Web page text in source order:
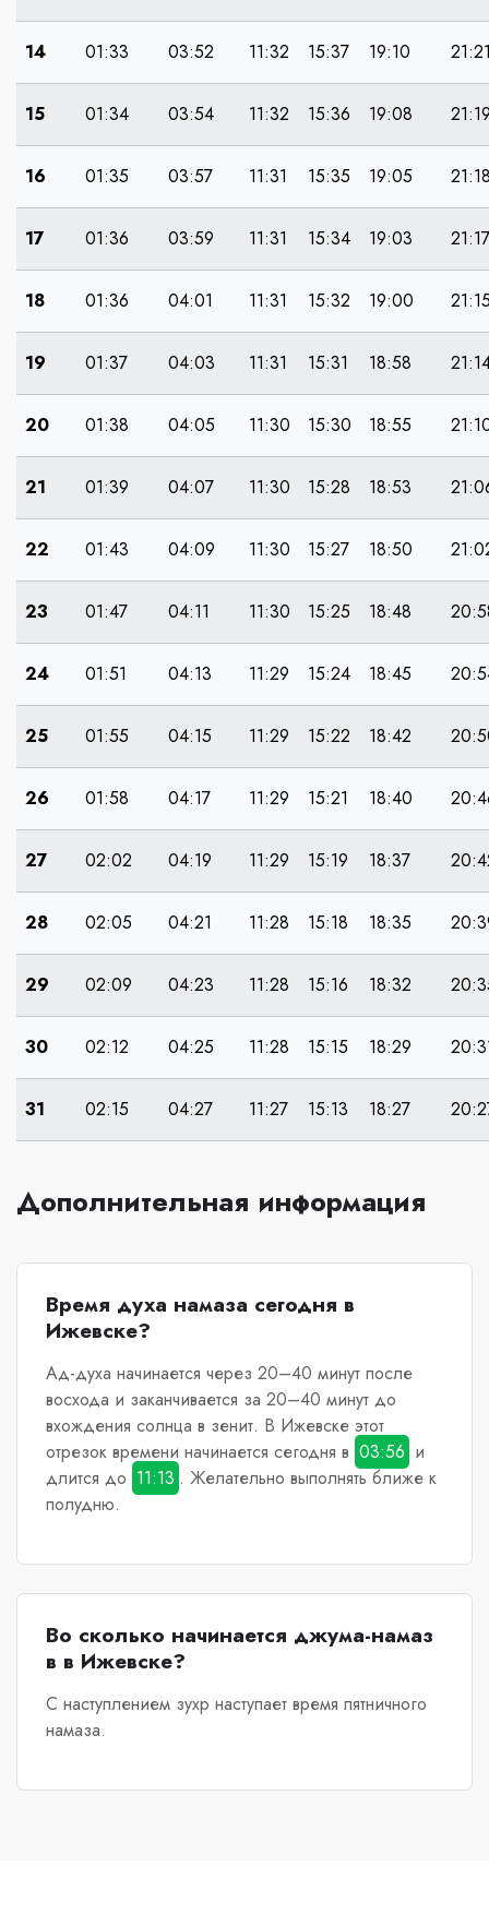
14 01:33 03:52 11:32 15:37 19:10
15 01:34 03:54 11:32 15:36 19:08
16 01:35 03:57 11:31 15:35 19:05
17 01:36 03:59 11:31 15:34 19:03 21:17
18 01:36 04:01 11:31 15:32 19:00
19 01:37 04:03 11:31 15:31 18:58
20 01:38 04:05 11:30 15:30 18:55
21 01:39 04:07 11:30 15:28 18:53
22 01:43 04:09 11:30 15:27 18:50
23 01:47 04:11 11:30 15:25 18:48
24 01:51 04:13 11:29 15:24 18:45
25 01:55 04:15 11:29 15:22 18:42
26 01:58 04:17 11:29 15:21 18:40
27 02:02 04:19 11:29 15:19 18:37
28 02:05 04:21 11:28 15:18 18:35
29 02:09 04:23 11:28 15:16 18:32
30 02:12 04:25 11:28 15:15 18:29
31 02:15 04:27 11:27 15:13 18:27
Дополнительная информация
Время духа намаза сегодня в
Ижевске?
Ад-духа начинается через 20–40 минут после
восхода и заканчивается за 20–40 минут до
вхождения солнца в зенит. В Ижевскеэтот
отрезок времени начинается сегодня в 03:56 и
длится до 11:13 . Желательно выполнять ближе к
полудню.
Во сколько начинается джума-намаз
в в Ижевске?
С наступлением зухр наступает время пятничного
намаза.